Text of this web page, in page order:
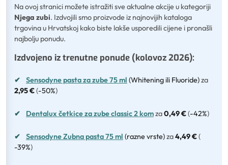
Na ovoj stranici možete istražiti sve aktualne akcije u kategoriji
Njega zubi. Izdvojili smo proizvode iz najnovijih kataloga
trgovina u Hrvatskoj kako biste lakše usporedili cijene i pronašli
najbolju ponudu.
Izdvojeno iz trenutne ponude (kolovoz 2026):
✔ Sensodyne pasta za zube 75 ml (Whitening ili Fluoride)za
2,95 €(-50%)
✔ Dentalux četkice za zube classic 2 komza0,49 €(-42%)
✔ Sensodyne Zubna pasta 75 ml (razne vrste)za4,49 €(
-39%)